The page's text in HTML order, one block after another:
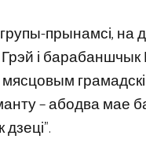
прынамсі, на
і
– абодва мае